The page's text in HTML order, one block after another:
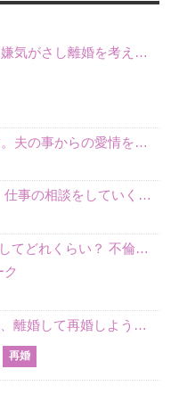
私は結婚しています。傲慢な夫に嫌気がさし離婚を考えていたときに、彼と出会いました。彼には恋人がいましたが、話をするうちに、夫とのことを相談するようにな
リコカツをしようと考えています。夫の事からの愛情を全く感じません。子供がいるので、子供が成長するまではと我慢しています。 まず、お金が必要だと考え、仕事の量も増やしました。ところが、夫は働かず、結局は
働く主婦、片思いをしています。 仕事の相談をしていくうちに、彼のことを好きになりました。私には夫も子供もいます。不倫をしているわけでもなく、もちろん、この気持ちは誰にも話していません。 ラインをする関
不倫ぶっちゃけトーク5弾！ 不倫してどれくらい？ 不倫のあれこれを、なんでもどうぞ♪♪
W不倫です。最近、彼のほうから、離婚して再婚しよう、と言ってきました。ハッキリいうと、そこまでは考えていませんでした。彼を好きな気持ちはあるし、彼なしの生活は考えられません。だけど、離婚して再婚すると
再婚